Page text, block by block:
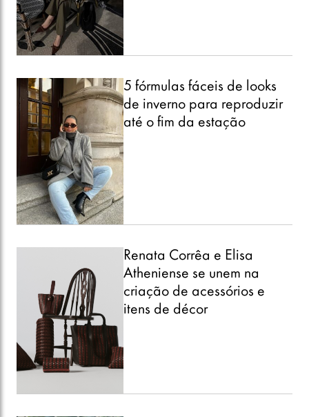
5 fórmulas fáceis de looks
de inverno para reproduzir
até o fim da estação
Renata Corrêa e Elisa
Atheniense se unem na
criação de acessórios e
itens de décor